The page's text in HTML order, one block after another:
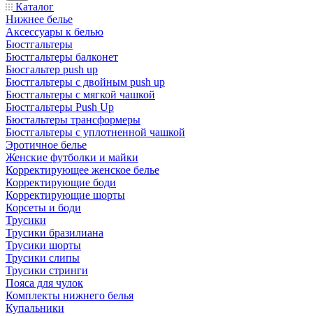
Каталог
Нижнее белье
Аксессуары к белью
Бюстгальтеры
Бюстгальтеры балконет
Бюсгальтер push up
Бюстгальтеры с двойным push up
Бюстгальтеры с мягкой чашкой
Бюстгальтеры Push Up
Бюстальтеры трансформеры
Бюстгальтеры с уплотненной чашкой
Эротичное белье
Женские футболки и майки
Корректирующее женское белье
Корректирующие боди
Корректирующие шорты
Корсеты и боди
Трусики
Трусики бразилиана
Трусики шорты
Трусики слипы
Трусики стринги
Пояса для чулок
Комплекты нижнего белья
Купальники